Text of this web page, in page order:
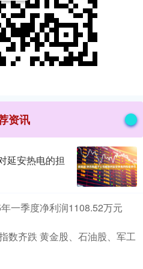
资讯
延安热电的担
一季度净利润1108.52万元
数齐跌 黄金股、石油股、军工